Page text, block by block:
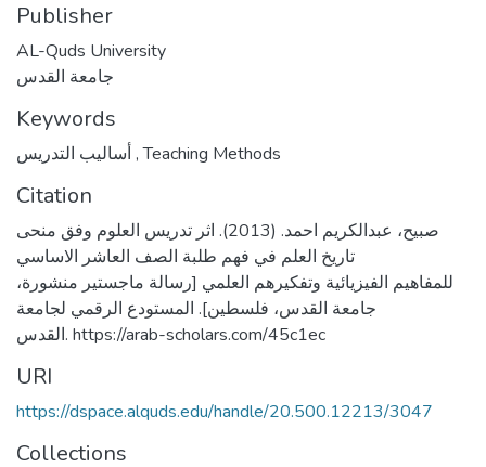
Publisher
AL-Quds University
جامعة القدس
Keywords
,Teaching Methods
Citation
صبيح، عبدالكريم احمد. (2013). اثر تدريس العلوم وفق منحى
تاريخ العلم في فهم طلبة الصف العاشر الاساسي
للمفاهيم الفيزيائية وتفكيرهم العلمي [رسالة ماجستير منشورة،
جامعة القدس، فلسطين]. المستودع الرقمي لجامعة
القدس. https://arab-scholars.com/45c1ec
URI
https://dspace.alquds.edu/handle/20.500.12213/3047
Collections